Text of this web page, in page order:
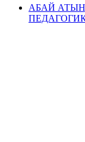
АБАЙ